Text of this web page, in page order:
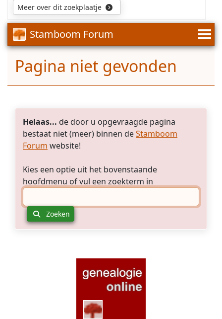
Sophia
Luijten
is
een
rechtstreekse
van
echtgenote.
Meer over dit zoekplaatje
Stamboom Forum
Pagina niet gevonden
Helaas... de door u opgevraagde pagina
bestaat niet (meer) binnen deStamboom
Forum website!
Kies een optie uit het bovenstaande
hoofdmenu of vul een zoekterm in
Zoeken